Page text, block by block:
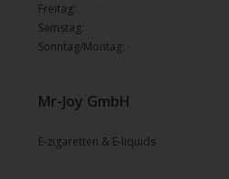
Mr-Joy GmbH
E-zigaretten & E-liquids
Freitag:
Samstag:
Sonntag/Montag: